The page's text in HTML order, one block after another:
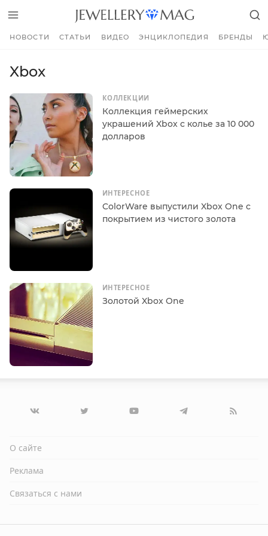
НОВОСТИ СТАТЬИ ВИДЕО ЭНЦИКЛОПЕДИЯ БРЕНДЫ
Xbox
КОЛЛЕКЦИИ
Коллекция геймерских
украшений Xbox с колье за 10 000
долларов
ИНТЕРЕСНОЕ
ColorWare выпустили Xbox One с
покрытием из чистого золота
ИНТЕРЕСНОЕ
Золотой Xbox One
О сайте
Реклама
Связаться с нами